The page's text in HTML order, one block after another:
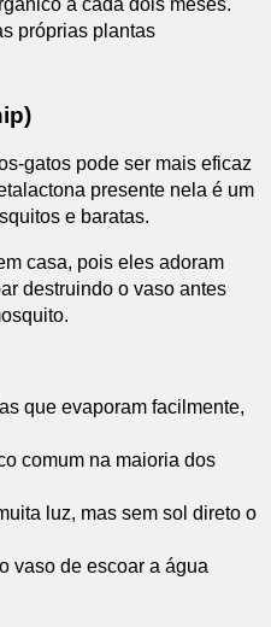
a cada dois meses.
próprias plantas
gatos pode ser mais eficaz
presente nela é um
e baratas.
casa, pois eles adoram
destruindo o vaso antes
que evaporam facilmente,
comum na maioria dos
luz, mas sem sol direto o
vaso de escoar a água